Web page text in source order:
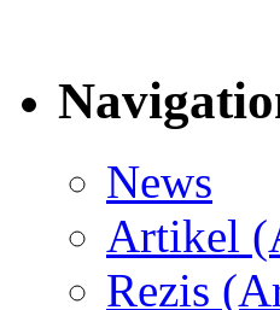
News
Artikel
Rezis